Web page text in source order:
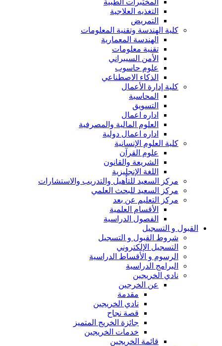
المختبرات الطبية
التغذيه العلاجية
التمريض
كلية الهندسة وتقنية المعلومات
الهندسة المعمارية
تقنية معلومات
الأمن السيبراني
علوم حاسوب
الذكاء الاصطناعي
كلية إدارة الأعمال
المحاسبة
التسويق
اداره اعمال
العلوم المالية والمصرفية
اداره اعمال دولية
كلية العلوم الإنسانية
علوم القرآن
الشريعة والقانون
اللغة الإنجليزية
مركز السعيد للتأهيل والتدريب والاستشارات
مركز السعيد للبحث العلمي
مركز التعليم عن بعد
الأقسام العلمية
الفصول الدراسية
القبول و التسجيل
شروط القبول و التسجيل
التسجيل الإلكتروني
الرسوم و الأقساط الدراسية
البرامج الدراسية
نادي الخريجين
عن الخرجين
مقدمة
نادي الخريجين
قصة نجاح
جائزة الخريج المتميز
خدمات الخريجين
قائمة الخريجين